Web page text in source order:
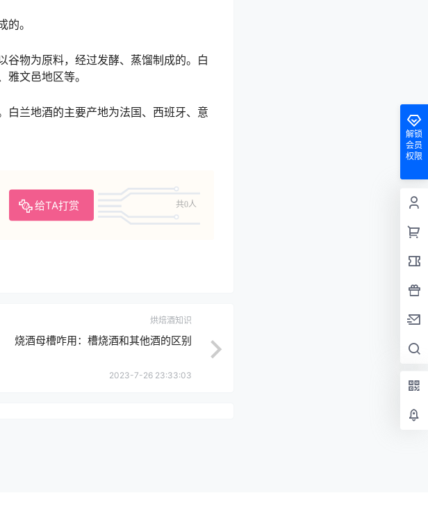
。
谷物为原料，经过发酵、蒸馏制成的。白
文邑地区等。
白兰地酒的主要产地为法国、西班牙、意
给TA打赏 共0人
烘焙酒知识
烧酒母槽咋用：槽烧酒和其他酒的区别
2023-7-26 23:33:03
解锁
会员
权限